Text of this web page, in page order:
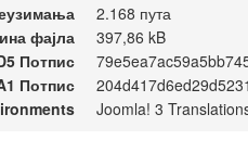
2.168 пута
фајла
397,86 kB
Потпис
Потпис
Joomla! 3